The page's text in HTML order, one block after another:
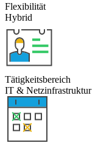
Flexibilität
Hybrid
Tätigkeitsbereich
IT & Netzinfrastruktur